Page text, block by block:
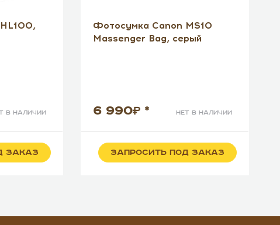
в наличии
ЗАКАЗ
Фотосумка Canon MS10
Massenger Bag, серый
6 990 * нет в наличии
ЗАПРОСИТЬ ПОД ЗАКАЗ